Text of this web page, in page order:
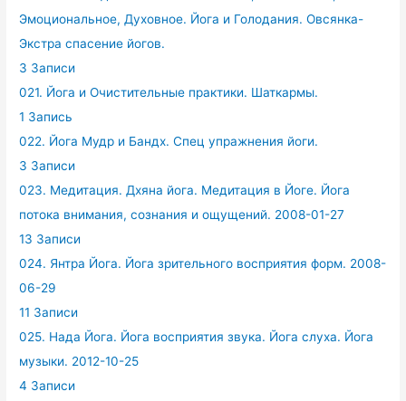
Эмоциональное, Духовное. Йога и Голодания. Овсянка-
Экстра спасение йогов.
3 Записи
021. Йога и Очистительные практики. Шаткармы.
1 Запись
022. Йога Мудр и Бандх. Спец упражнения йоги.
3 Записи
023. Медитация. Дхяна йога. Медитация в Йоге. Йога
потока внимания, сознания и ощущений. 2008-01-27
13 Записи
024. Янтра Йога. Йога зрительного восприятия форм. 2008-
06-29
11 Записи
025. Нада Йога. Йога восприятия звука. Йога слуха. Йога
музыки. 2012-10-25
4 Записи